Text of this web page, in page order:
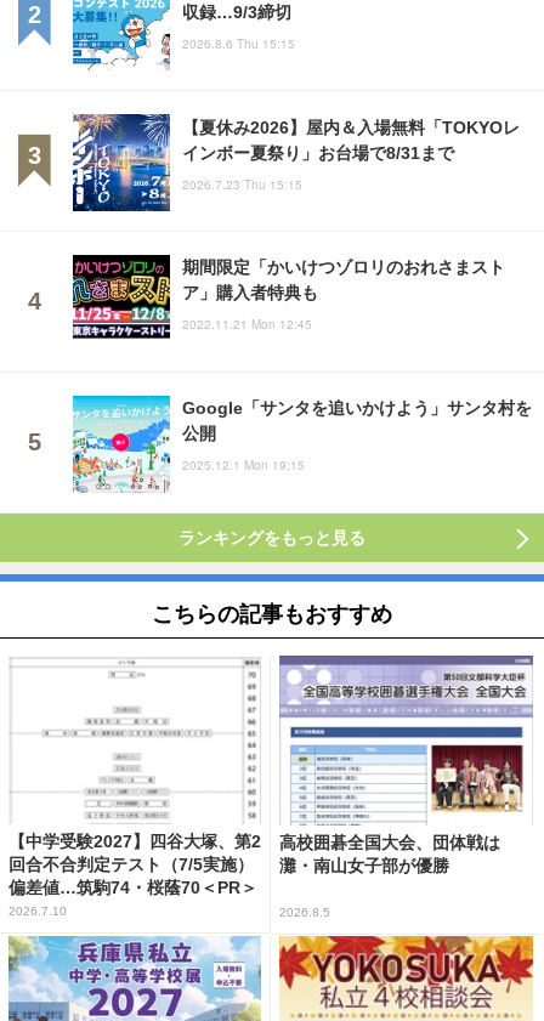
収録…9/3締切
2026.8.6 Thu 15:15
【夏休み2026】屋内＆入場無料「TOKYOレ
インボー夏祭り」お台場で8/31まで
2026.7.23 Thu 15:15
期間限定「かいけつゾロリのおれさまスト
ア」購入者特典も
2022.11.21 Mon 12:45
Google「サンタを追いかけよう」サンタ村を
公開
2025.12.1 Mon 19:15
ランキングをもっと見る
こちらの記事もおすすめ
【中学受験2027】四谷大塚、第2
回合不合判定テスト（7/5実施）
偏差値…筑駒74・桜蔭70＜PR＞
2026.7.10
高校囲碁全国大会、団体戦は
灘・南山女子部が優勝
2026.8.5